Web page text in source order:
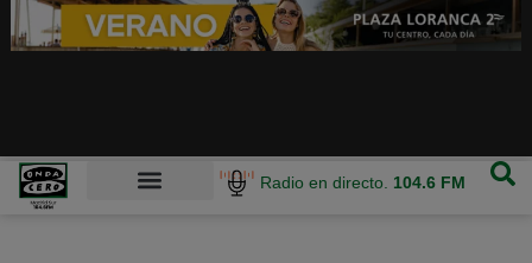
Radio en directo. 104.6 FM